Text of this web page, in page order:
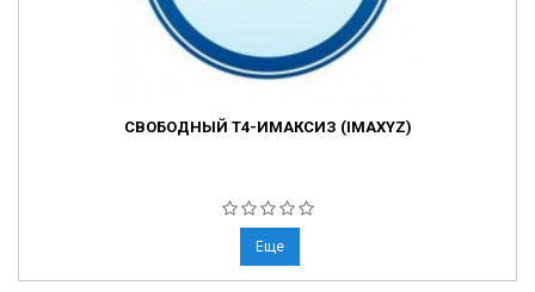
СВОБОДНЫЙ Т4-ИМАКСИЗ (IMAXYZ)
Еще